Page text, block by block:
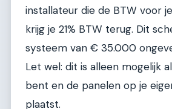
installateur die de BTW voor
krijg je 21% BTW terug. Dit
systeem van € 35.000
Let wel: dit is alleen mogelijk
bent en de panelen op je
plaatst.